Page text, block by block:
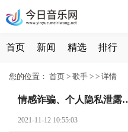
首页 新闻 精选 排行
您的位置： 首页 > 歌手 > > 详情
情感诈骗、个人隐私泄
2021-11-12 10:55:03